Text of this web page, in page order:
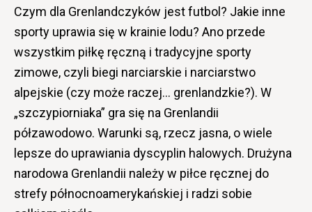
Czym dla Grenlandczyków jest futbol? Jakie inne
sporty uprawia się w krainie lodu? Ano przede
wszystkim piłkę ręczną i tradycyjne sporty
zimowe, czyli biegi narciarskie i narciarstwo
alpejskie (czy może raczej… grenlandzkie?). W
„szczypiorniaka” gra się na Grenlandii
półzawodowo. Warunki są, rzecz jasna, o wiele
lepsze do uprawiania dyscyplin halowych. Drużyna
narodowa Grenlandii należy w piłce ręcznej do
strefy północnoamerykańskiej i radzi sobie